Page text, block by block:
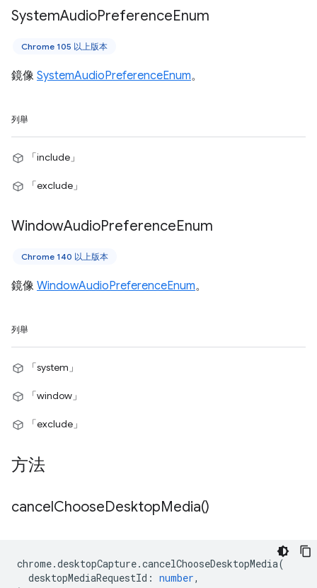
SystemAudioPreferenceEnum
Chrome 105 以上版本
鏡像 SystemAudioPreferenceEnum。
列舉
「include」
「exclude」
WindowAudioPreferenceEnum
Chrome 140 以上版本
鏡像 WindowAudioPreferenceEnum。
列舉
「system」
「window」
「exclude」
方法
cancelChooseDesktopMedia()
chrome.desktopCapture.cancelChooseDesktopMedia(
desktopMediaRequestId : number,